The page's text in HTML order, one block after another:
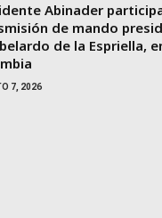
Abinader
de mando
de la Espriella,
7, 2026